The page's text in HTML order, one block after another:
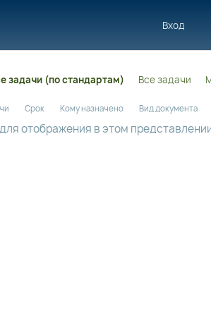
Вход
задачи (по стандартам) Все задачи
Срок Кому назначено Вид документа
отображения в этом